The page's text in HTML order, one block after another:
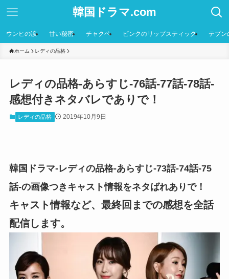
韓国ドラマ.com
ウンヒの涙 甘い秘密 チャクペ ピンクのリップスティック テプン
ホーム レディの品格
レディの品格-あらすじ-76話-77話-78話-
感想付きネタバレでありで！
レディの品格 2019年10月9日
韓国ドラマ-レディの品格-あらすじ-73話-74話-75
話-の画像つきキャスト情報をネタばれありで！
キャスト情報など、最終回までの感想を全話
配信します。